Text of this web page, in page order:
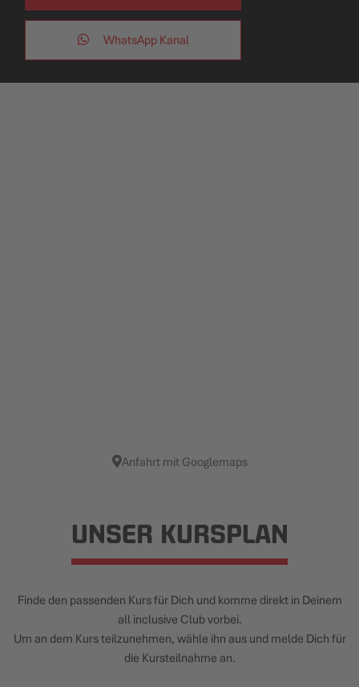
WhatsApp Kanal
Anfahrt mit Googlemaps
UNSER KURSPLAN
Finde den passenden Kurs für Dich und komme direkt in Deinem
all inclusive Club vorbei.
Um an dem Kurs teilzunehmen, wähle ihn aus und melde Dich für
die Kursteilnahme an.